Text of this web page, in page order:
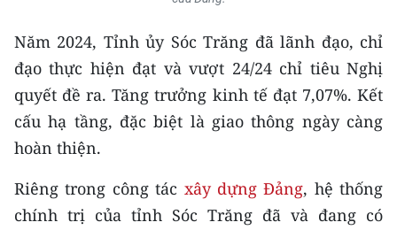
Media Du lịch
Media Thế giới
Media Thể thao
Media Giáo dục
Media Y tế
Năm 2024, Tỉnh ủy Sóc Trăng đã lãnh đạo, chỉ
đạo thực hiện đạt và vượt 24/24 chỉ tiêu Nghị
quyết đề ra. Tăng trưởng kinh tế đạt 7,07%. Kết
cấu hạ tầng, đặc biệt là giao thông ngày càng
hoàn thiện.
Riêng trong công tác xây dựng Đảng, hệ thống
chính trị của tỉnh Sóc Trăng đã và đang có